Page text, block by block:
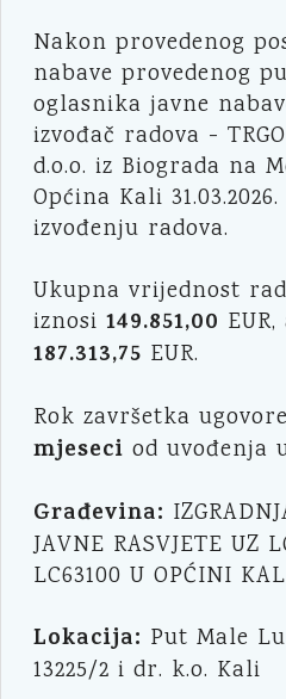
Nakon provedenog
nabave provedenog
oglasnika javne
izvođač radova - TRGO
d.o.o. iz Biograda na
Općina Kali
izvođenju radova.
Ukupna vrijednost
iznosi 149.851,00
187.313,75 EUR.
Rok završetka
mjeseci od uvođenja
Građevina:
JAVNE RASVJETE UZ
LC63100 U OPĆINI
Lokacija: Put Male
13225/2 i dr. k.o. Kali